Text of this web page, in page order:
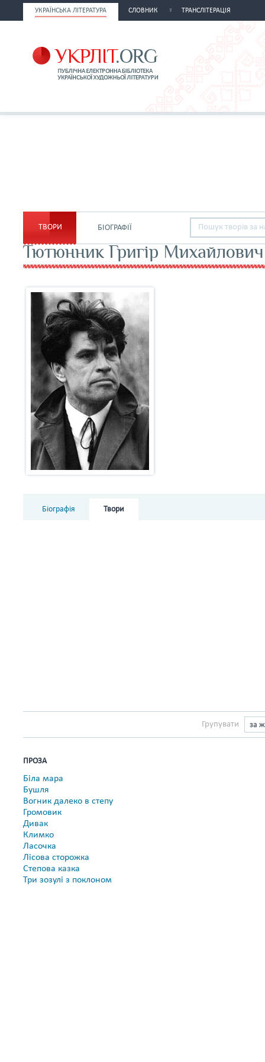
УКРАЇНСЬКА ЛІТЕРАТУРА СЛОВНИК ТРАНСЛІТЕРАЦІЯ
ТВОРИ БІОГРАФІЇ
Тютюнник Григір Михайлович
Біографія Твори
Групувати за
ПРОЗА
Біла мара
Бушля
Вогник далеко в степу
Громовик
Дивак
Климко
Ласочка
Лісова сторожка
Степова казка
Три зозулі з поклоном